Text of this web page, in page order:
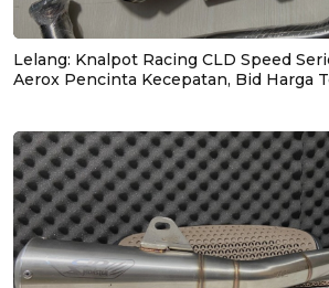
Lelang: Knalpot Racing CLD Speed
Aerox Pencinta Kecepatan, Bid Harga